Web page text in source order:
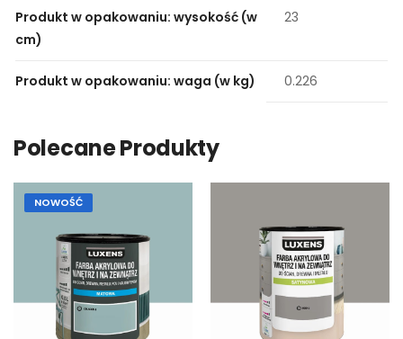
Produkt w opakowaniu: wysokość (w
cm)
23
Produkt w opakowaniu: waga (w kg) 0.226
Polecane Produkty
NOWOŚĆ